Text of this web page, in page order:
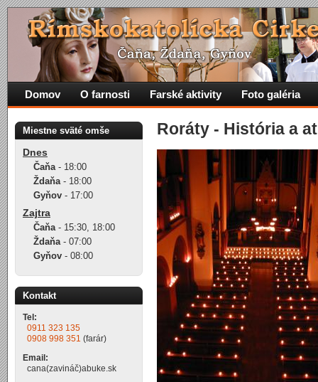
Roráty - História a
Domov O farnosti Farské aktivity Foto galéria
Miestne sväté omše
Dnes
Čaňa- 18:00
Ždaňa- 18:00
Gyňov - 17:00
Zajtra
Čaňa- 15:30, 18:00
Ždaňa- 07:00
Gyňov - 08:00
Kontakt
Tel:
0911 323 135
0908 998 351 (farár)
Email:
cana(zavináč)abuke.sk